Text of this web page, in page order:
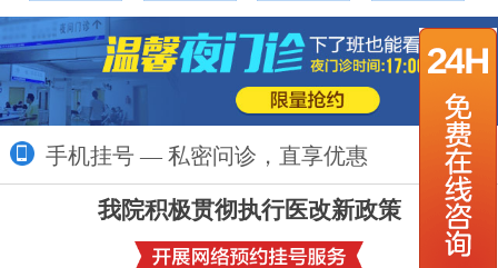
手机挂号 — 私密问诊，直享优惠 更多>>
我院积极贯彻执行医改新政策